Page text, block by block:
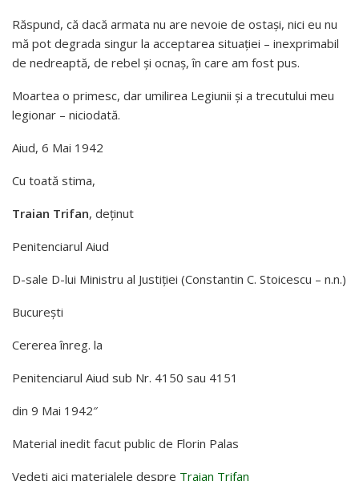
Răspund, că dacă armata nu are nevoie de ostași, nici eu nu
mă pot degrada singur la acceptarea situației – inexprimabil
de nedreaptă, de rebel și ocnaș, în care am fost pus.
Moartea o primesc, dar umilirea Legiunii și a trecutului meu
legionar – niciodată.
Aiud, 6 Mai 1942
Cu toată stima,
Traian Trifan, deținut
Penitenciarul Aiud
D-sale D-lui Ministru al Justiției (Constantin C. Stoicescu – n.n.)
București
Cererea înreg. la
Penitenciarul Aiud sub Nr. 4150 sau 4151
din 9 Mai 1942″
Material inedit facut public de Florin Palas
Vedeti aici materialele despre Traian Trifan